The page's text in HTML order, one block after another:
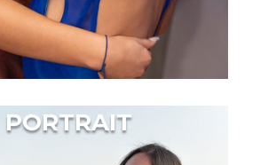
PORTRAIT